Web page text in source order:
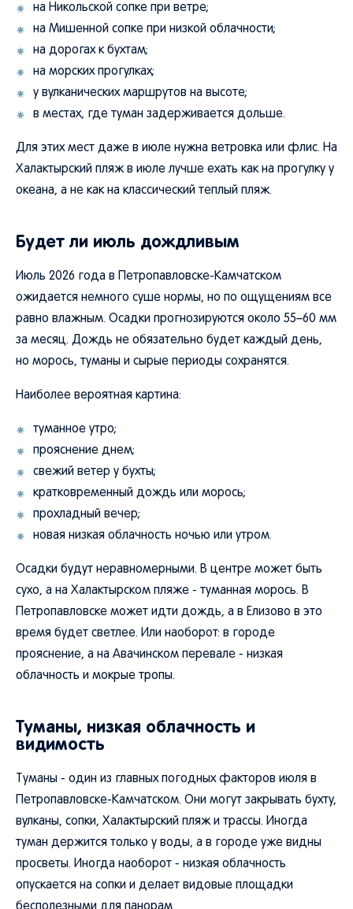
на Никольской сопке при ветре;
на Мишенной сопке при низкой облачности;
на дорогах к бухтам;
на морских прогулках;
у вулканических маршрутов на высоте;
в местах, где туман задерживается дольше.
Для этих мест даже в июле нужна ветровка или флис. На
Халактырский пляж в июле лучше ехать как на прогулку у
океана, а не как на классический теплый пляж.
Будет ли июль дождливым
Июль 2026 года в Петропавловске-Камчатском
ожидается немного суше нормы, но по ощущениям все
равно влажным. Осадки прогнозируются около 55–60 мм
за месяц. Дождь не обязательно будет каждый день,
но морось, туманы и сырые периоды сохранятся.
Наиболее вероятная картина:
туманное утро;
прояснение днем;
свежий ветер у бухты;
кратковременный дождь или морось;
прохладный вечер;
новая низкая облачность ночью или утром.
Осадки будут неравномерными. В центре может быть
сухо, а на Халактырском пляже - туманная морось. В
Петропавловске может идти дождь, а в Елизово в это
время будет светлее. Или наоборот: в городе
прояснение, а на Авачинском перевале - низкая
облачность и мокрые тропы.
Туманы, низкая облачность и
видимость
Туманы - один из главных погодных факторов июля в
Петропавловске-Камчатском. Они могут закрывать бухту,
вулканы, сопки, Халактырский пляж и трассы. Иногда
туман держится только у воды, а в городе уже видны
просветы. Иногда наоборот - низкая облачность
опускается на сопки и делает видовые площадки
бесполезными для панорам.